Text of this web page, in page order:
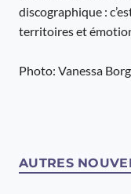
discographique :
territoires et
Photo: Vanessa
AUTRES